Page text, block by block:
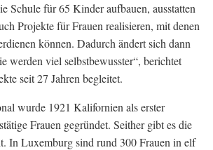
Schule für 65 Kinder aufbauen, ausstatten
Projekte für Frauen realisieren, mit denen
können. Dadurch ändert sich dann
werden viel selbstbewusster“, berichtet
seit 27 Jahren begleitet.
wurde 1921 Kalifornien als erster
Frauen gegründet. Seither gibt es die
In Luxemburg sind rund 300 Frauen in elf